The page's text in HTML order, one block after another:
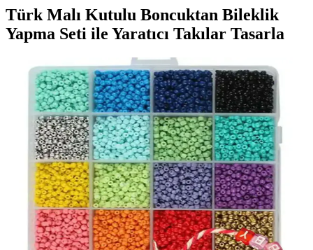
Türk Malı Kutulu Boncuktan Bileklik
Yapma Seti ile Yaratıcı Takılar Tasarla